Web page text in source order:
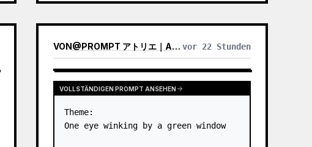
VON@PROMPT アトリエ｜AI画像プロンプト vor 22 Stunden
VOLLSTÄNDIGEN PROMPT ANSEHEN
Theme:
One eye winking by a green window